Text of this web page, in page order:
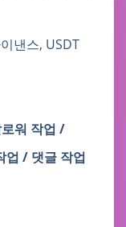
낸스, USDT
워 작업 /
/ 댓글 작업